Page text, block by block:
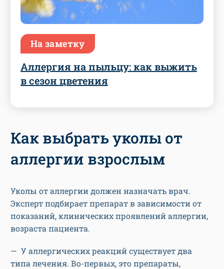
На заметку
Аллергия на пыльцу: как выжить
в сезон цветения
Как выбрать уколы от
аллергии взрослым
Уколы от аллергии должен назначать врач.
Эксперт подбирает препарат в зависимости от
показаний, клинических проявлений аллергии,
возраста пациента.
— У аллергических реакций существует два
типа лечения. Во-первых, это препараты,